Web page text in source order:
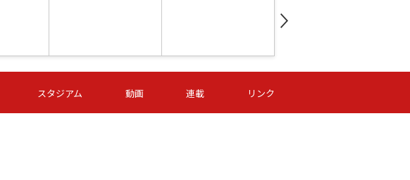
第16節 09/06 (日) 15:00
-
第16節 09/06 (日) 15:00
- -
スタジアム 動画 連載 リンク